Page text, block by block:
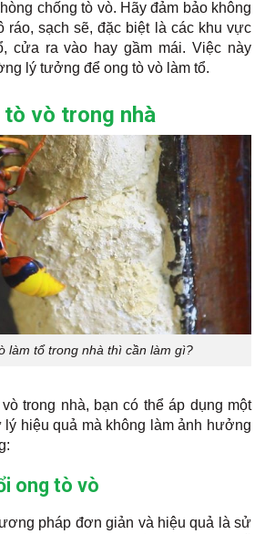
chống tò vò. Hãy đảm bảo không
ráo, sạch sẽ, đặc biệt là các khu vực
cửa ra vào hay gầm mái. Việc này
lý tưởng để ong tò vò làm tổ.
vò trong nhà
làm tổ trong nhà thì cần làm gì?
trong nhà, bạn có thể áp dụng một
hiệu quả mà không làm ảnh hưởng
ong tò vò
pháp đơn giản và hiệu quả là sử